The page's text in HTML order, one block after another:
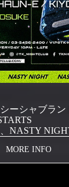
ーシャブラン
NASTY
MORE INFO